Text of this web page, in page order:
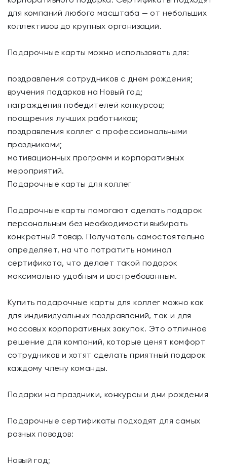
для компаний любого масштаба — от небольших
коллективов до крупных организаций.
Подарочные карты можно использовать для:
поздравления сотрудников с днем рождения;
вручения подарков на Новый год;
награждения победителей конкурсов;
поощрения лучших работников;
поздравления коллег с профессиональными
праздниками;
мотивационных программ и корпоративных
мероприятий.
Подарочные карты для коллег
Подарочные карты помогают сделать подарок
персональным без необходимости выбирать
конкретный товар. Получатель самостоятельно
определяет, на что потратить номинал
сертификата, что делает такой подарок
максимально удобным и востребованным.
Купить подарочные карты для коллег можно как
для индивидуальных поздравлений, так и для
массовых корпоративных закупок. Это отличное
решение для компаний, которые ценят комфорт
сотрудников и хотят сделать приятный подарок
каждому члену команды.
Подарки на праздники, конкурсы и дни рождения
Подарочные сертификаты подходят для самых
разных поводов:
Новый год;